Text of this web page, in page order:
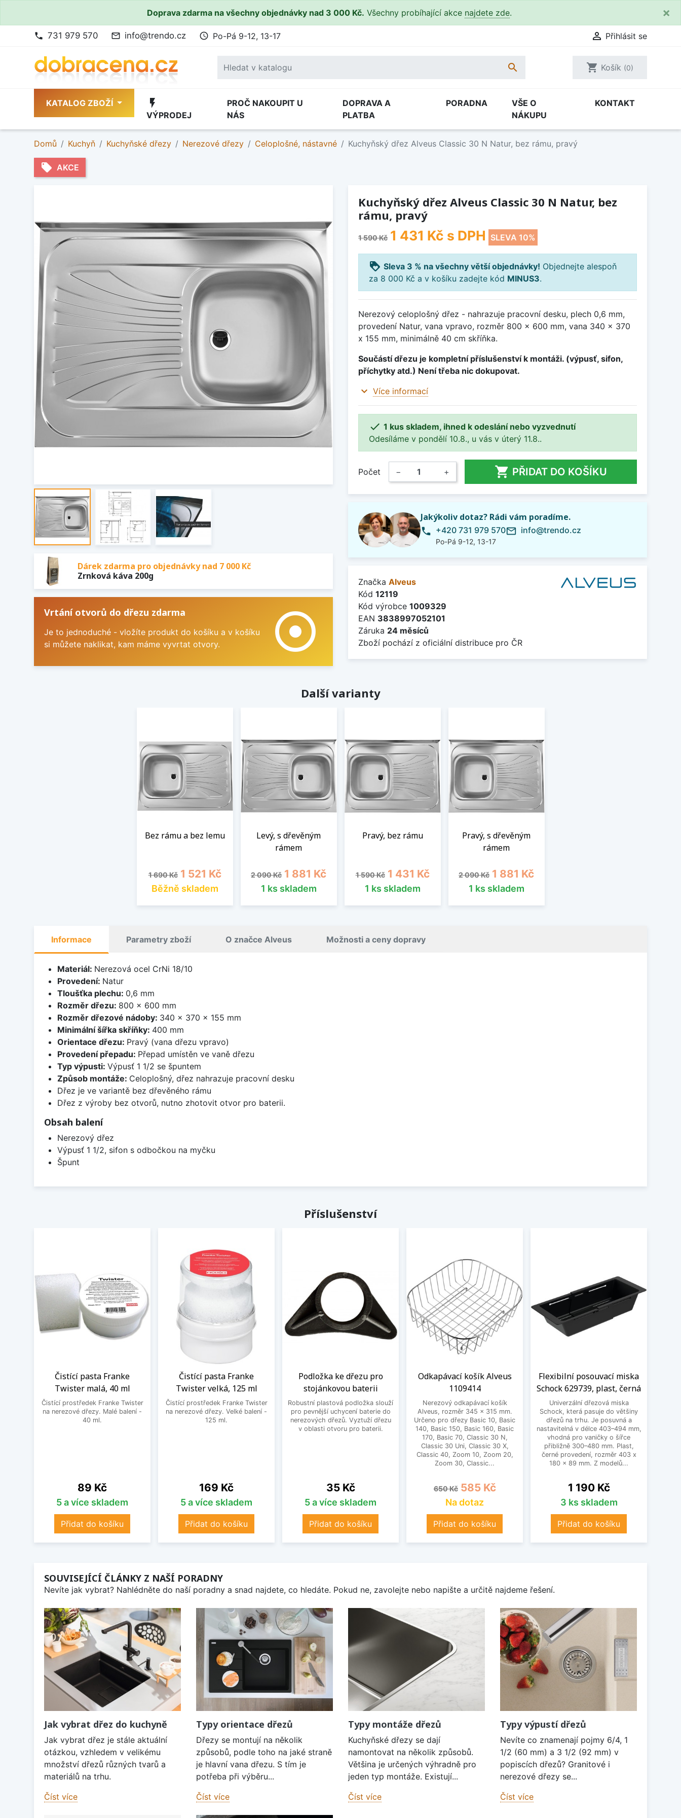
Doprava zdarma na všechny objednávky nad 3 000 Kč. Všechny probíhající akce najdete zde. ×
phone 731 979 570 mail_outline info@trendo.cz access_time Po-Pá 9-12, 13-17  Přihlásit se
 shopping_cart Košík (0)
KATALOG ZBOŽÍ flash_on
VÝPRODEJ
PROČ NAKOUPIT U
NÁS
DOPRAVA A
PLATBA
PORADNA
VŠE O
NÁKUPU
KONTAKT
Domů Kuchyň Kuchyňské dřezy Nerezové dřezy Celoplošné, nástavné Kuchyňský dřez Alveus Classic 30 N Natur, bez rámu, pravý
local_offer AKCE
Dárek zdarma pro objednávky nad 7 000 Kč
Zrnková káva 200g
Vrtání otvorů do dřezu zdarma
Je to jednoduché - vložíte produkt do košíku a v košíku
si můžete naklikat, kam máme vyvrtat otvory.
adjust
Kuchyňský dřez Alveus Classic 30 N Natur, bez
rámu, pravý
1 590 Kč 1 431 Kč s DPH SLEVA 10%
loyalty Sleva 3 % na všechny větší objednávky! Objednejte alespoň
za 8 000 Kč a v košíku zadejte kód MINUS3.
Nerezový celoplošný dřez - nahrazuje pracovní desku, plech 0,6 mm,
provedení Natur, vana vpravo, rozměr 800 x 600 mm, vana 340 x 370
x 155 mm, minimálně 40 cm skříňka.
Součástí dřezu je kompletní příslušenství k montáži. (výpusť, sifon,
příchytky atd.) Není třeba nic dokupovat.
expand_more Více informací
 1 kus skladem, ihned k odeslání nebo vyzvednutí
Odesíláme v pondělí 10.8., u vás v úterý 11.8..
Počet − +  PŘIDAT DO KOŠÍKU
Jakýkoliv dotaz? Rádi vám poradíme.
phone +420 731 979 570
Po-Pá 9-12, 13-17
mail_outline info@trendo.cz
Značka Alveus
Kód 12119
Kód výrobce 1009329
EAN 3838997052101
Záruka 24 měsíců
Zboží pochází z oficiální distribuce pro ČR
Další varianty
Bez rámu a bez lemu
Běžná cena
1 690 Kč Cena
1 521 Kč
Běžně skladem
Levý, s dřevěným
rámem
Běžná cena
2 090 Kč Cena
1 881 Kč
1 ks skladem
Pravý, bez rámu
Běžná cena
1 590 Kč Cena
1 431 Kč
1 ks skladem
Pravý, s dřevěným
rámem
Běžná cena
2 090 Kč Cena
1 881 Kč
1 ks skladem
Informace Parametry zboží O značce Alveus Možnosti a ceny dopravy
Materiál: Nerezová ocel CrNi 18/10
Provedení: Natur
Tloušťka plechu: 0,6 mm
Rozměr dřezu: 800 x 600 mm
Rozměr dřezové nádoby: 340 x 370 x 155 mm
Minimální šířka skříňky: 400 mm
Orientace dřezu: Pravý (vana dřezu vpravo)
Provedení přepadu: Přepad umístěn ve vaně dřezu
Typ výpusti: Výpusť 1 1/2 se špuntem
Způsob montáže: Celoplošný, dřez nahrazuje pracovní desku
Dřez je ve variantě bez dřevěného rámu
Dřez z výroby bez otvorů, nutno zhotovit otvor pro baterii.
Obsah balení
Nerezový dřez
Výpusť 1 1/2, sifon s odbočkou na myčku
Špunt
Příslušenství
Čistící pasta Franke
Twister malá, 40 ml
Čistící prostředek Franke Twister
na nerezové dřezy. Malé balení -
40 ml.
Cena
89 Kč
5 a více skladem
Přidat do košíku
Čistící pasta Franke
Twister velká, 125 ml
Čistící prostředek Franke Twister
na nerezové dřezy. Velké balení -
125 ml.
Cena
169 Kč
5 a více skladem
Přidat do košíku
Podložka ke dřezu pro
stojánkovou baterii
Robustní plastová podložka slouží
pro pevnější uchycení baterie do
nerezových dřezů. Vyztuží dřezu
v oblasti otvoru pro baterii.
Cena
35 Kč
5 a více skladem
Přidat do košíku
Odkapávací košík Alveus
1109414
Nerezový odkapávací košík
Alveus, rozměr 345 x 315 mm.
Určeno pro dřezy Basic 10, Basic
140, Basic 150, Basic 160, Basic
170, Basic 70, Classic 30 N,
Classic 30 Uni, Classic 30 X,
Classic 40, Zoom 10, Zoom 20,
Zoom 30, Classic...
Běžná cena
650 Kč Cena
585 Kč
Na dotaz
Přidat do košíku
Flexibilní posouvací miska
Schock 629739, plast, černá
Univerzální dřezová miska
Schock, která pasuje do většiny
dřezů na trhu. Je posuvná a
nastavitelná v délce 403–494 mm,
vhodná pro vaničky o šířce
přibližně 300–480 mm. Plast,
černé provedení, rozměr 403 x
180 x 89 mm. Z modelů...
Cena
1 190 Kč
3 ks skladem
Přidat do košíku
SOUVISEJÍCÍ ČLÁNKY Z NAŠÍ PORADNY
Nevíte jak vybrat? Nahlédněte do naší poradny a snad najdete, co hledáte. Pokud ne, zavolejte nebo napište a určitě najdeme řešení.
Jak vybrat dřez do kuchyně
Jak vybrat dřez je stále aktuální
otázkou, vzhledem v velikému
množství dřezů různých tvarů a
materiálů na trhu.
Číst více
Typy orientace dřezů
Dřezy se montují na několik
způsobů, podle toho na jaké straně
je hlavní vana dřezu. S tím je
potřeba při výběru...
Číst více
Typy montáže dřezů
Kuchyňské dřezy se dají
namontovat na několik způsobů.
Většina je určených výhradně pro
jeden typ montáže. Existují...
Číst více
Typy výpustí dřezů
Nevíte co znamenají pojmy 6/4, 1
1/2 (60 mm) a 3 1/2 (92 mm) v
popiscích dřezů? Granitové i
nerezové dřezy se...
Číst více